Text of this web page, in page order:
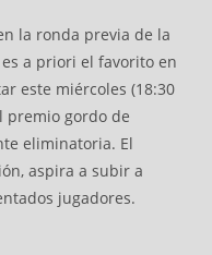
la ronda previa de la
es a priori el favorito en
este miércoles (18:30
premio gordo de
eliminatoria. El
aspira a subir a
jugadores.